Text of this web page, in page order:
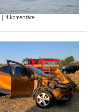
| 4 komentáre